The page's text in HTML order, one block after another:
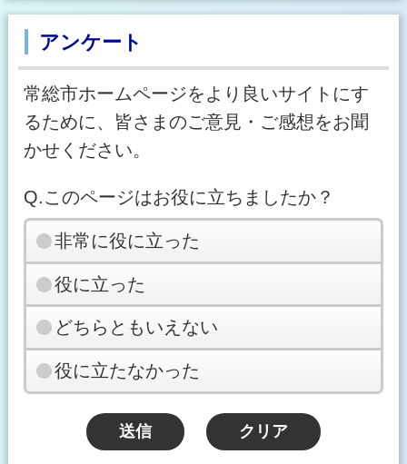
アンケート
常総市ホームページをより良いサイトにす
るために、皆さまのご意見・ご感想をお聞
かせください。
Q.このページはお役に立ちましたか？
非常に役に立った
役に立った
どちらともいえない
役に立たなかった